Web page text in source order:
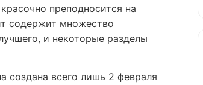
преподносится на
содержит множество
и некоторые разделы
создана всего лишь 2 февраля